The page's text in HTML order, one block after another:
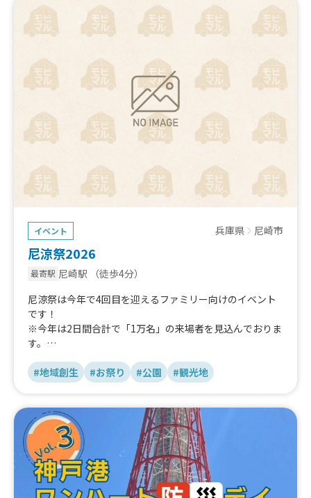
イベント 兵庫県 尼崎市
尼涼祭2026
最寄駅 尼崎駅
（徒歩4分）
尼涼祭は今年で4回目を迎えるファミリー向けのイベント
です！
※今年は2日間合計で「1万名」の来場者を見込んでおりま
す。
今年は、例年1日のみの開催のところ、「9/12(土)～13
(日)」の二日間開催します。
ンテンツ”が拡充。
#地域創生 #お祭り #公園 #観光地